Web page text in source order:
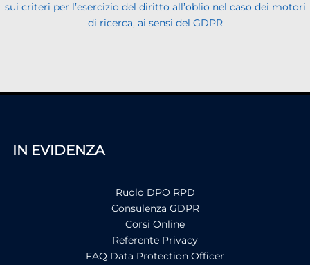
sui criteri per l’esercizio del diritto all’oblio nel caso dei motori
di ricerca, ai sensi del GDPR
IN EVIDENZA
Ruolo DPO RPD
Consulenza GDPR
Corsi Online
Referente Privacy
FAQ Data Protection Officer